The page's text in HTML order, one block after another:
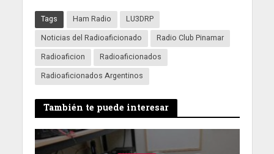
Tags Ham Radio
LU3DRP
Noticias del Radioaficionado
Radio Club Pinamar
Radioaficion
Radioaficionados
Radioaficionados Argentinos
También te puede interesar